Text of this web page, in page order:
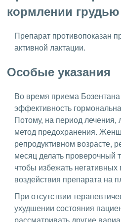
кормлении грудью
Препарат противопоказан
активной лактации.
Особые указания
Во время приема Бозентана
эффективность
Потому, на период лечения,
метод предохранения.
репродуктивном возрасте,
месяц делать проверочный
чтобы избежать негативных
воздействия препарата на
При отсутствии
ухудшении состояния
рассматривать другие